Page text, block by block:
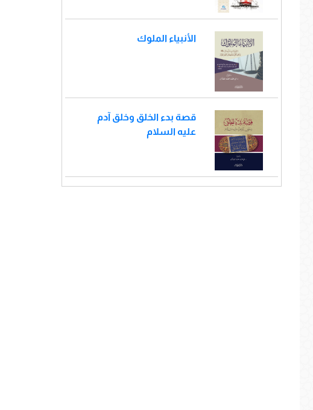
الأنبياء الملوك
قصة بدء الخلق وخلق آدم
عليه السلام